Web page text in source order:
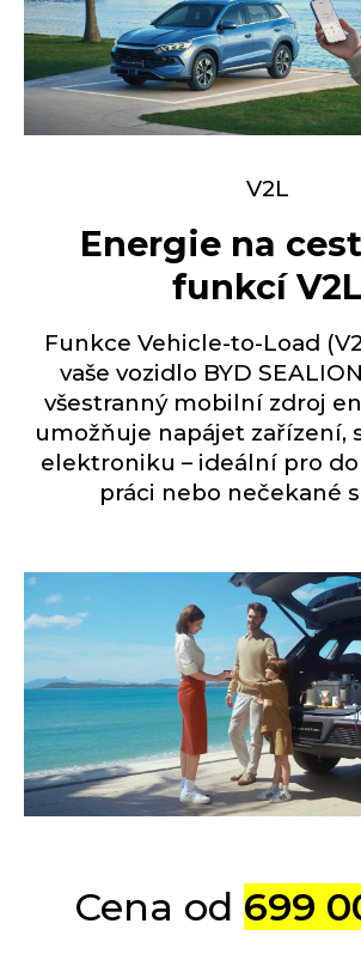
V2L
Energie na
funkcí V2L
Funkce Vehicle-to-Load
vaše vozidlo BYD
všestranný mobilní zdroj
umožňuje napájet zařízení,
elektroniku – ideální pro
práci nebo nečekané
Cena od 699